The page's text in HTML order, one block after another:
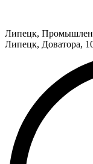
Липецк,
Липецк, Доватора,